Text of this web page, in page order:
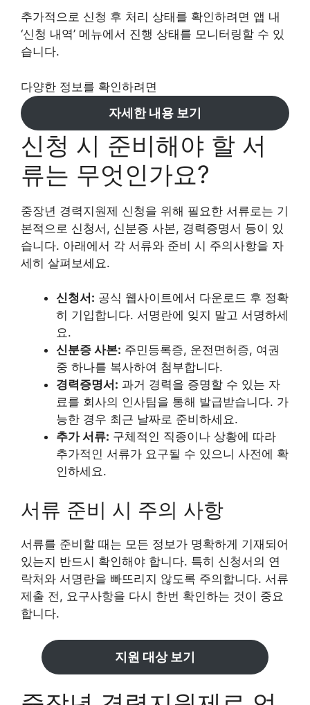
추가적으로 신청 후 처리 상태를 확인하려면 앱 내
‘신청 내역’ 메뉴에서 진행 상태를 모니터링할 수 있
습니다.
다양한 정보를 확인하려면
자세한 내용 보기
신청 시 준비해야 할 서
류는 무엇인가요?
중장년 경력지원제 신청을 위해 필요한 서류로는 기
본적으로 신청서, 신분증 사본, 경력증명서 등이 있
습니다. 아래에서 각 서류와 준비 시 주의사항을 자
세히 살펴보세요.
신청서: 공식 웹사이트에서 다운로드 후 정확
히 기입합니다. 서명란에 잊지 말고 서명하세
요.
신분증 사본: 주민등록증, 운전면허증, 여권
중 하나를 복사하여 첨부합니다.
경력증명서: 과거 경력을 증명할 수 있는 자
료를 회사의 인사팀을 통해 발급받습니다. 가
능한 경우 최근 날짜로 준비하세요.
추가 서류: 구체적인 직종이나 상황에 따라
추가적인 서류가 요구될 수 있으니 사전에 확
인하세요.
서류 준비 시 주의 사항
서류를 준비할 때는 모든 정보가 명확하게 기재되어
있는지 반드시 확인해야 합니다. 특히 신청서의 연
락처와 서명란을 빠뜨리지 않도록 주의합니다. 서류
제출 전, 요구사항을 다시 한번 확인하는 것이 중요
합니다.
지원 대상 보기